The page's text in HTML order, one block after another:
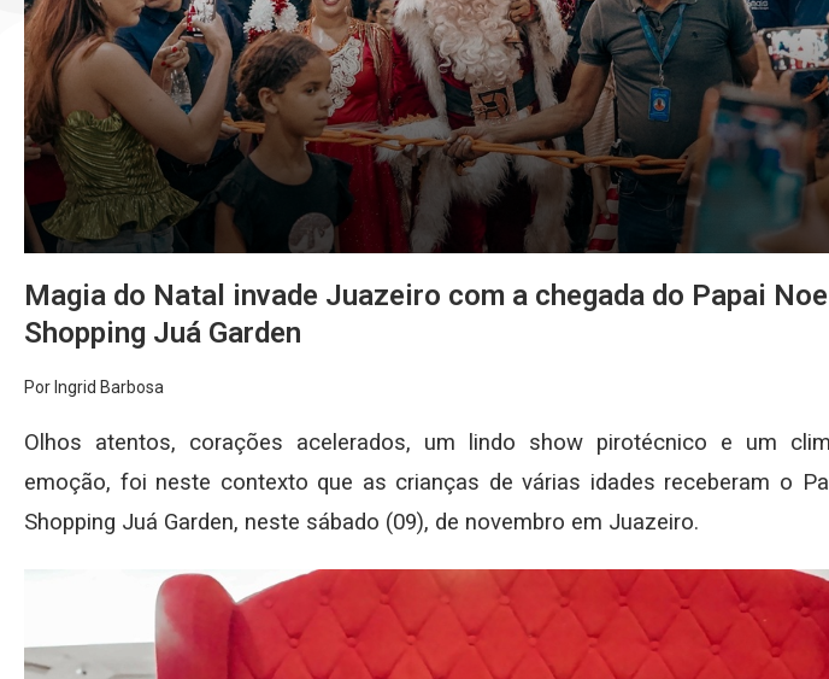
Magia do Natal invade Juazeiro com a chegada do Papai
Shopping Juá Garden
Por Ingrid Barbosa
Olhos atentos, corações acelerados, um lindo show pirotécnico e um
emoção, foi neste contexto que as crianças de várias idades receberam o
Shopping Juá Garden, neste sábado (09), de novembro em Juazeiro.